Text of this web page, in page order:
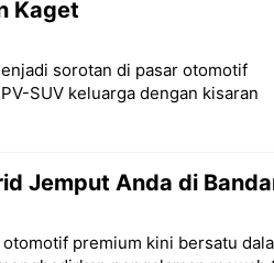
Kaget
sorotan di pasar otomotif
SUV keluarga dengan kisaran
Jemput Anda di
premium kini bersatu